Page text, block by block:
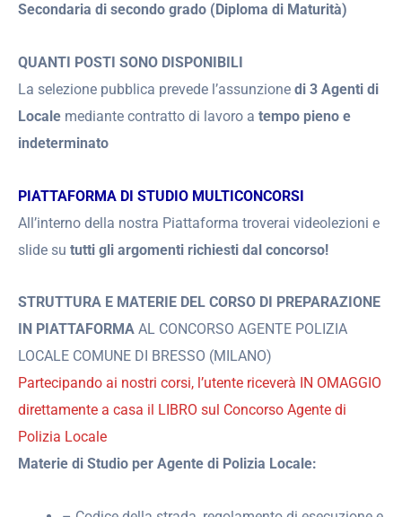
Secondaria di secondo grado (Diploma di Maturità)
QUANTI POSTI SONO DISPONIBILI
La selezione pubblica prevede l’assunzione di 3 Agenti di
Locale mediante contratto di lavoro a tempo pieno e
indeterminato
PIATTAFORMA DI STUDIO MULTICONCORSI
All’interno della nostra Piattaforma troverai videolezioni e
slide su tutti gli argomenti richiesti dal concorso!
STRUTTURA E MATERIE DEL CORSO DI PREPARAZIONE
IN PIATTAFORMA AL CONCORSO AGENTE POLIZIA
LOCALE COMUNE DI BRESSO (MILANO)
Partecipando ai nostri corsi, l’utente riceverà IN OMAGGIO
direttamente a casa il LIBRO sul Concorso Agente di
Polizia Locale
Materie di Studio per Agente di Polizia Locale: